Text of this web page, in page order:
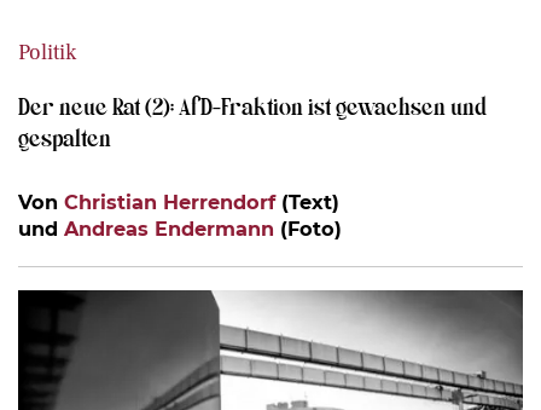
Politik
Der neue Rat (2): AfD-Fraktion ist gewachsen und
gespalten
Von Christian Herrendorf(Text)
und Andreas Endermann (Foto)